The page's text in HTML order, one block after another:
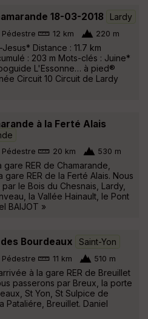
18-03-2018 Lardy
Pédestre 12 km 220 m
Distance : 11.7 km
: 203 m Mots-clés : Juine*
L'Essonne… à pied®
Circuit 10 Circuit de Lardy
à la Ferté Alais
Pédestre 20 km 530 m
gare RER de Chamarande,
gare RER de la Ferté Alais. Nous
le Bois du Chesnais, Lardy,
la Vallée Hainault, le Pont
BAIJOT »
Bourdeaux Saint-Yon
Pédestre 11 km 510 m
à la gare RER de Breuillet
passerons par Breux, la porte
St Yon, St Sulpice de
Pataliére, Breuillet. Daniel